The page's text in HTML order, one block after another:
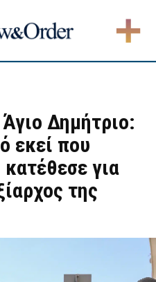
Δημήτριο:
εκεί που
για
της